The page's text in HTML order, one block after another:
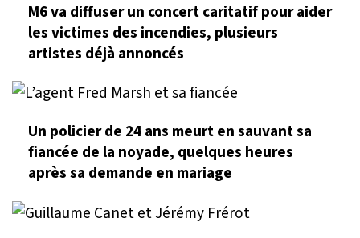
M6 va diffuser un concert caritatif pour aider
les victimes des incendies, plusieurs
artistes déjà annoncés
Un policier de 24 ans meurt en sauvant sa
fiancée de la noyade, quelques heures
après sa demande en mariage